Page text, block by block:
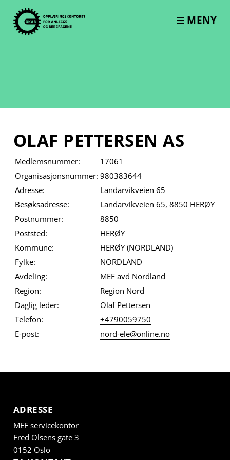
content
MENY
OLAF PETTERSEN AS
Medlemsnummer:
17061
Organisasjonsnummer: 980383644
Adresse:
Landarvikveien 65
Besøksadresse:
Landarvikveien 65, 8850 HERØY
Postnummer:
8850
Poststed:
HERØY
Kommune:
HERØY (NORDLAND)
Fylke:
NORDLAND
Avdeling:
MEF avd Nordland
Region:
Region Nord
Daglig leder:
Olaf Pettersen
Telefon:
+4790059750
E-post:
nord-ele@online.no
ADRESSE
MEF servicekontor
Fred Olsens gate 3
0152 Oslo